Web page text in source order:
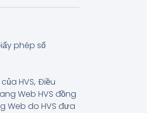
phép số
HVS, Điều
Web HVS đồng
Web do HVS đưa